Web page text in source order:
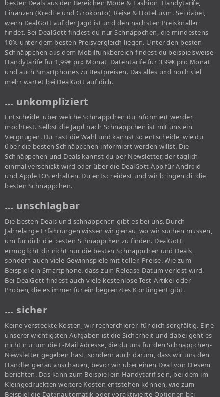
besten Deals aus den Bereichen Mode & Fashion, Handytarife,
Finanzen (Kredite und Girokonto), Reise & Hotel uvm. Sei dabei,
wenn DealGott auf der Jagd ist und den nächsten Preisknaller
findet. Bei DealGott findest du nur Schnäppchen, die mindestens
10% unter dem besten Preisvergleich liegen. Unter den besten
Schnäppchen aus dem Mobilfunkbereich findest du beispielsweise
Handytarife für 1,99€ pro Monat, Datentarife für 3,99€ pro Monat
und auch Smartphones zu Bestpreisen. Das alles und noch viel
mehr wartet bei DealGott auf dich.
… unkompliziert
Entscheide, über welche Schnäppchen du informiert werden
möchtest. Selbst die Jagd nach Schnäppchen ist mit uns ein
Vergnügen. Du hast die Wahl und kannst so entscheide, wie du
über die besten Schnäppchen informiert werden willst. Die
Schnäppchen und Deals kannst du per Newsletter, der täglich
einmal verschickt wird oder über die DealGott App für Android
und Apple IOS erhalten. Du entscheidest und wir bringen dir die
besten Schnäppchen.
… unschlagbar
Die besten Deals und schnäppchen gibt es bei uns. Durch
Jahrelange Erfahrungen wissen wir genau, wo wir suchen müssen,
um für dich die besten Schnäppchen zu finden. DealGott
ermöglicht dir nicht nur die besten Schnäppchen und Deals,
sondern auch viele Gewinnspiele mit tollen Preise. Wie zum
Beispiel ein Smartphone, dass zum Release-Datum verlost wird.
Bei DealGott findest auch viele kostenlose Test-Artikel oder
Proben, die es immer für ein begrenztes Kontingent gibt.
… sicher
Keine versteckte Kosten, wir recherchieren für dich sorgfältig. Eine
unserer wichtigsten Aufgaben ist die Sicherheit und dabei geht es
nicht nur um die E-Mail Adresse, die du uns für den Schnäppchen-
Newsletter gegeben hast, sondern auch darum, dass wir uns den
Händler genau anschauen, bevor wir über einen Deal von Diesem
berichten. Das kann zum Beispiel ein Handytarif sein, bei dem im
Kleingedruckten weitere Kosten entstehen können, wie zum
Beispiel die Datenautomatik oder voraktivierte Optionen bei